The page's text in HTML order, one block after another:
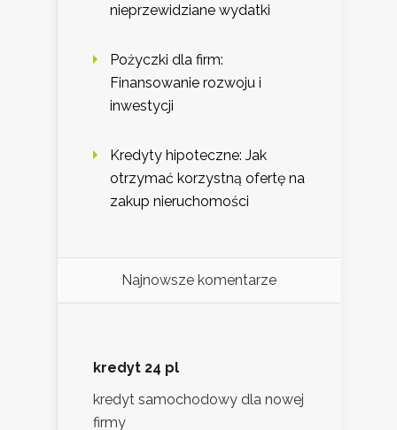
nieprzewidziane wydatki
Pożyczki dla firm:
Finansowanie rozwoju i
inwestycji
Kredyty hipoteczne: Jak
otrzymać korzystną ofertę na
zakup nieruchomości
Najnowsze komentarze
kredyt 24 pl
kredyt samochodowy dla nowej
firmy